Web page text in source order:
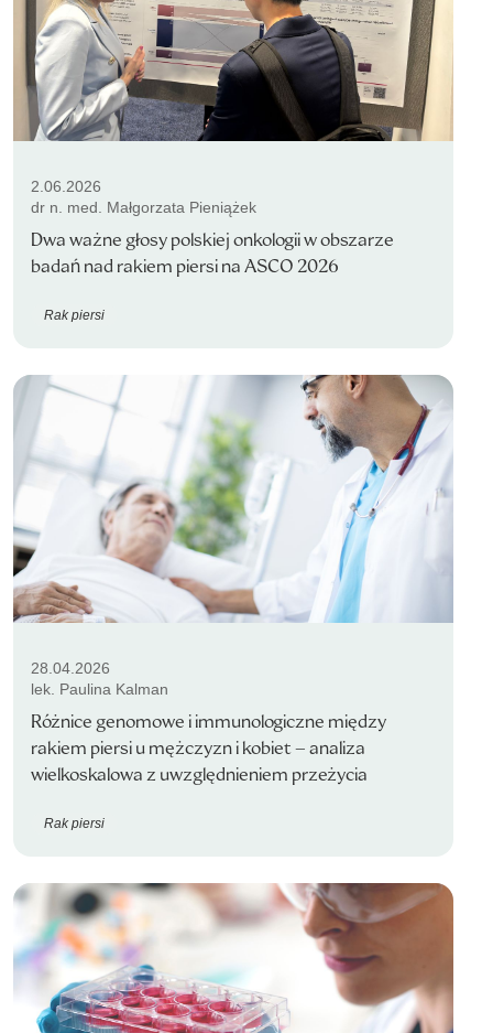
2.06.2026
dr n. med. Małgorzata Pieniążek
Dwa ważne głosy polskiej onkologii w obszarze
badań nad rakiem piersi na ASCO 2026
Rak piersi
28.04.2026
lek. Paulina Kalman
Różnice genomowe i immunologiczne między
rakiem piersi u mężczyzn i kobiet – analiza
wielkoskalowa z uwzględnieniem przeżycia
Rak piersi